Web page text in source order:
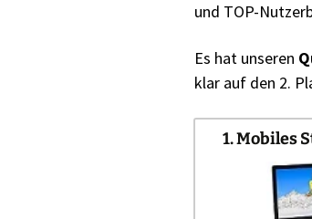
und TOP-
Es hat unseren
klar auf den 2.
1. Mobiles